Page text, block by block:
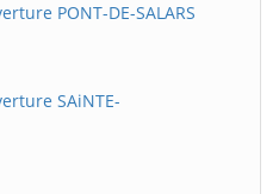
PONT-DE-SALARS
SAiNTE-